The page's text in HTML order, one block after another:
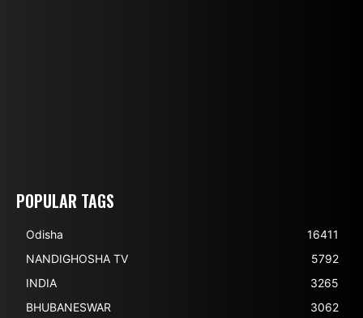
POPULAR TAGS
Odisha
16411
NANDIGHOSHA TV
5792
INDIA
3265
BHUBANESWAR
3062